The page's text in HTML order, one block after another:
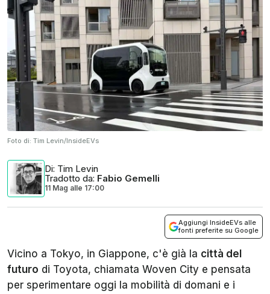
Foto di: Tim Levin/InsideEVs
Di: Tim Levin
Tradotto da: Fabio Gemelli
11 Mag alle 17:00
Aggiungi InsideEVs alle
fonti preferite su Google
Vicino a Tokyo, in Giappone, c'è già la città del
futuro di Toyota, chiamata Woven City e pensata
per sperimentare oggi la mobilità di domani e i